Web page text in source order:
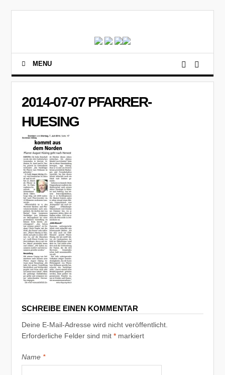
MENU
2014-07-07 PFARRER-
HUESING
SCHREIBE EINEN KOMMENTAR
Deine E-Mail-Adresse wird nicht veröffentlicht.
Erforderliche Felder sind mit* markiert
Name *